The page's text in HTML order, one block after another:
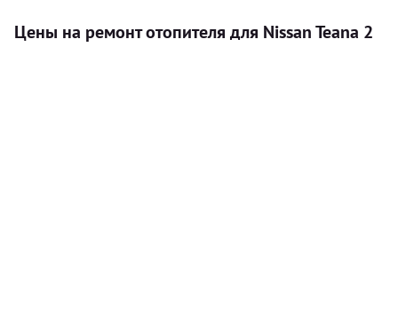
Цены на ремонт отопителя для Nissan Teana 2